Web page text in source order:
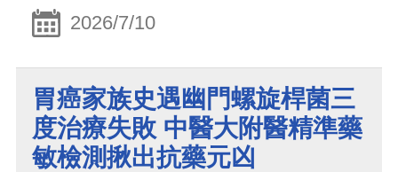
2026/7/10
胃癌家族史遇幽門螺旋桿菌三
度治療失敗 中醫大附醫精準藥
敏檢測揪出抗藥元凶